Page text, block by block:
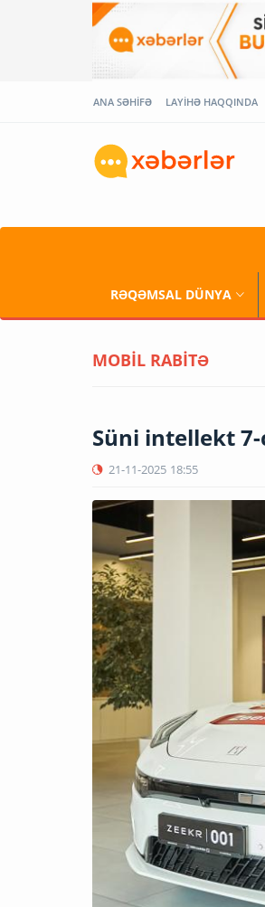
ANA SƏHİFƏ LAYİHƏ HAQQINDA
RƏQƏMSAL DÜNYA
MOBİL RABİTƏ
Süni intellekt
21-11-2025 18:55